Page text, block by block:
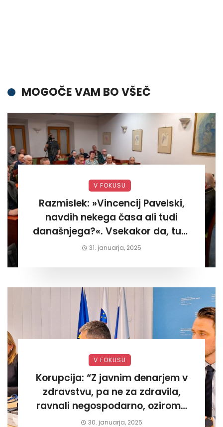
MOGOČE VAM BO VŠEČ
V FOKUSU
Razmislek: »Vincencij Pavelski,
navdih nekega časa ali tudi
današnjega?«. Vsekakor da, tudi
današnjega«
31. januarja, 2025
V FOKUSU
Korupcija: “Z javnim denarjem v
zdravstvu, pa ne za zdravila,
ravnali negospodarno, oziroma
za lastni žep. Tokrat na Žalskem«
30. januarja, 2025